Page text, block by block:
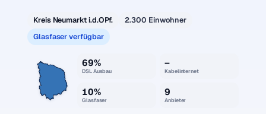
Kreis Neumarkt i.d.OPf.
2.300 Einwohner
Glasfaser verfügbar
69%
DSL Ausbau
–
Kabelinternet
10%
Glasfaser
9
Anbieter